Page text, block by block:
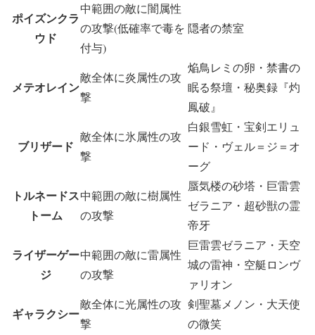
ポイズンクラ
ウド
中範囲の敵に闇属性
の攻撃(低確率で毒を
付与)
隠者の禁室
メテオレイン
敵全体に炎属性の攻
撃
焔鳥レミの卵・禁書の
眠る祭壇・秘奥録『灼
鳳破』
ブリザード
敵全体に氷属性の攻
撃
白銀雪虹・宝剣エリュ
ード・ヴェル＝ジ＝オ
ーグ
トルネードス
トーム
中範囲の敵に樹属性
の攻撃
蜃気楼の砂塔・巨雷雲
ゼラニア・超砂獣の霊
帝牙
ライザーゲー
ジ
中範囲の敵に雷属性
の攻撃
巨雷雲ゼラニア・天空
城の雷神・空艇ロンヴ
ァリオン
ギャラクシー
敵全体に光属性の攻
撃
剣聖墓メノン・大天使
の微笑